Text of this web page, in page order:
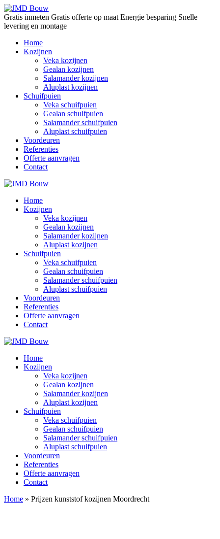
Gratis inmeten Gratis offerte op maat Energie besparing Snelle
levering en montage
Home
Kozijnen
Veka kozijnen
Gealan kozijnen
Salamander kozijnen
Aluplast kozijnen
Schuifpuien
Veka schuifpuien
Gealan schuifpuien
Salamander schuifpuien
Aluplast schuifpuien
Voordeuren
Referenties
Offerte aanvragen
Contact
Home
Kozijnen
Veka kozijnen
Gealan kozijnen
Salamander kozijnen
Aluplast kozijnen
Schuifpuien
Veka schuifpuien
Gealan schuifpuien
Salamander schuifpuien
Aluplast schuifpuien
Voordeuren
Referenties
Offerte aanvragen
Contact
Home
Kozijnen
Veka kozijnen
Gealan kozijnen
Salamander kozijnen
Aluplast kozijnen
Schuifpuien
Veka schuifpuien
Gealan schuifpuien
Salamander schuifpuien
Aluplast schuifpuien
Voordeuren
Referenties
Offerte aanvragen
Contact
Home » Prijzen kunststof kozijnen Moordrecht